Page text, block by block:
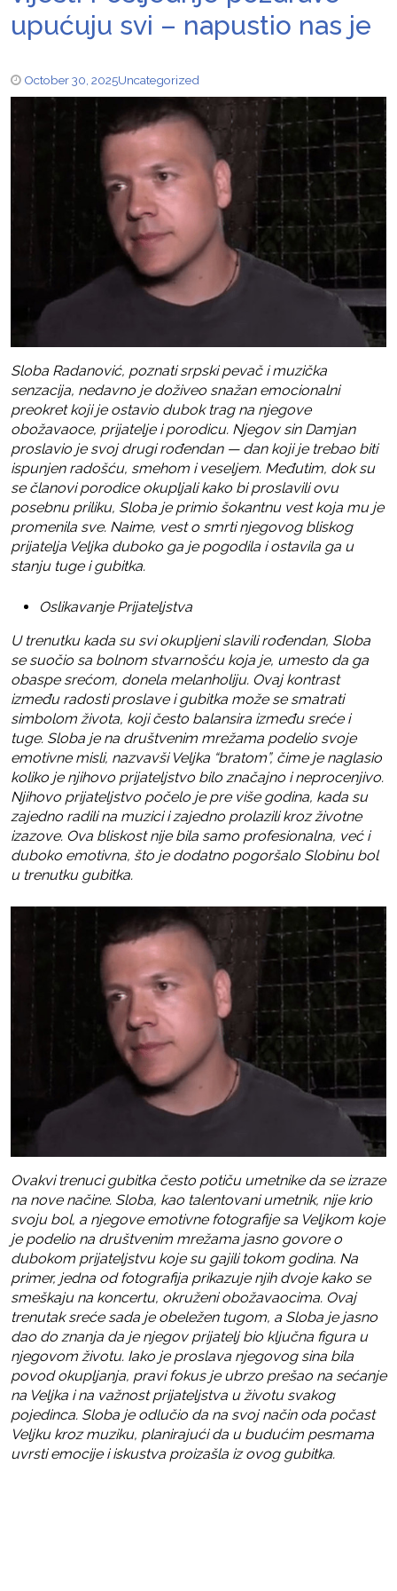
upućuju svi – napustio nas je
October 30, 2025Uncategorized
Sloba Radanović, poznati srpski pevač i muzička
senzacija, nedavno je doživeo snažan emocionalni
preokret koji je ostavio dubok trag na njegove
obožavaoce, prijatelje i porodicu. Njegov sin Damjan
proslavio je svoj drugi rođendan — dan koji je trebao biti
ispunjen radošću, smehom i veseljem. Međutim, dok su
se članovi porodice okupljali kako bi proslavili ovu
posebnu priliku, Sloba je primio šokantnu vest koja mu je
promenila sve. Naime, vest o smrti njegovog bliskog
prijatelja Veljka duboko ga je pogodila i ostavila ga u
stanju tuge i gubitka.
Oslikavanje Prijateljstva
U trenutku kada su svi okupljeni slavili rođendan, Sloba
se suočio sa bolnom stvarnošću koja je, umesto da ga
obaspe srećom, donela melanholiju. Ovaj kontrast
između radosti proslave i gubitka može se smatrati
simbolom života, koji često balansira između sreće i
tuge. Sloba je na društvenim mrežama podelio svoje
emotivne misli, nazvavši Veljka “bratom”, čime je naglasio
koliko je njihovo prijateljstvo bilo značajno i neprocenjivo.
Njihovo prijateljstvo počelo je pre više godina, kada su
zajedno radili na muzici i zajedno prolazili kroz životne
izazove. Ova bliskost nije bila samo profesionalna, već i
duboko emotivna, što je dodatno pogoršalo Slobinu bol
u trenutku gubitka.
Ovakvi trenuci gubitka često potiču umetnike da se izraze
na nove načine. Sloba, kao talentovani umetnik, nije krio
svoju bol, a njegove emotivne fotografije sa Veljkom koje
je podelio na društvenim mrežama jasno govore o
dubokom prijateljstvu koje su gajili tokom godina. Na
primer, jedna od fotografija prikazuje njih dvoje kako se
smeškaju na koncertu, okruženi obožavaocima. Ovaj
trenutak sreće sada je obeležen tugom, a Sloba je jasno
dao do znanja da je njegov prijatelj bio ključna figura u
njegovom životu. Iako je proslava njegovog sina bila
povod okupljanja, pravi fokus je ubrzo prešao na sećanje
na Veljka i na važnost prijateljstva u životu svakog
pojedinca. Sloba je odlučio da na svoj način oda počast
Veljku kroz muziku, planirajući da u budućim pesmama
uvrsti emocije i iskustva proizašla iz ovog gubitka.